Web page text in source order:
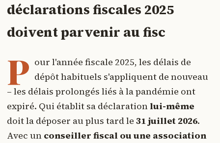
déclarations fiscales 2025
doivent parvenir au fisc
P our l'année fiscale 2025, les délais de
dépôt habituels s'appliquent de nouveau
– les délais prolongés liés à la pandémie ont
expiré. Qui établit sa déclarationlui-même
doit la déposer au plus tard le 31 juillet 2026.
Avec un conseiller fiscal ou une association